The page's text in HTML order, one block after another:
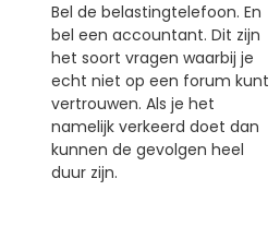
Bel de belastingtelefoon. En
bel een accountant. Dit zijn
het soort vragen waarbij je
echt niet op een forum kunt
vertrouwen. Als je het
namelijk verkeerd doet dan
kunnen de gevolgen heel
duur zijn.